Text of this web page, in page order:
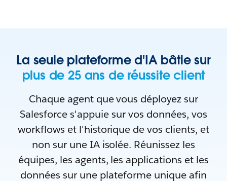
La seule plateforme d'IA bâtie sur
plus de 25 ans de réussite client
Chaque agent que vous déployez sur
Salesforce s'appuie sur vos données, vos
workflows et l'historique de vos clients, et
non sur une IA isolée. Réunissez les
équipes, les agents, les applications et les
données sur une plateforme unique afin